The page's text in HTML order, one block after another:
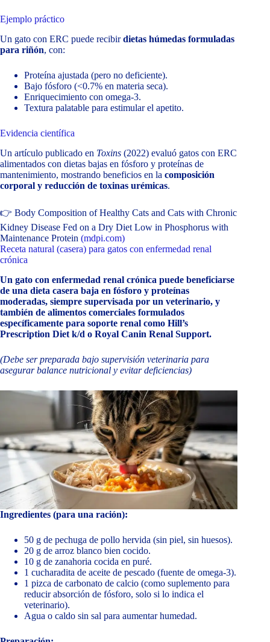
Ejemplo práctico
Un gato con ERC puede recibirdietas húmedas formuladas
para riñón, con:
Proteína ajustada (pero no deficiente).
Bajo fósforo (<0.7% en materia seca).
Enriquecimiento con omega-3.
Textura palatable para estimular el apetito.
Evidencia científica
Un artículo publicado en Toxins (2022) evaluó gatos con ERC
alimentados con dietas bajas en fósforo y proteínas de
mantenimiento, mostrando beneficios en la composición
corporal y reducción de toxinas urémicas.
👉 Body Composition of Healthy Cats and Cats with Chronic
Kidney Disease Fed on a Dry Diet Low in Phosphorus with
Maintenance Protein (mdpi.com)
Receta natural (casera) para gatos con enfermedad renal
crónica
Un gato con enfermedad renal crónica puede beneficiarse
de una dieta casera baja en fósforo y proteínas
moderadas, siempre supervisada por un veterinario, y
también de alimentos comerciales formulados
específicamente para soporte renal como Hill’s
Prescription Diet k/d o Royal Canin Renal Support.
(Debe ser preparada bajo supervisión veterinaria para
asegurar balance nutricional y evitar deficiencias)
Ingredientes (para una ración):
50 g de pechuga de pollo hervida (sin piel, sin huesos).
20 g de arroz blanco bien cocido.
10 g de zanahoria cocida en puré.
1 cucharadita de aceite de pescado (fuente de omega-3).
1 pizca de carbonato de calcio (como suplemento para
reducir absorción de fósforo, solo si lo indica el
veterinario).
Agua o caldo sin sal para aumentar humedad.